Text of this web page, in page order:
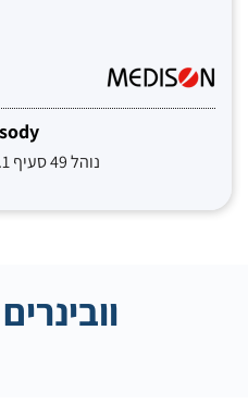
נוהל 49 סעיף 3.1, סעיף 3.2.3